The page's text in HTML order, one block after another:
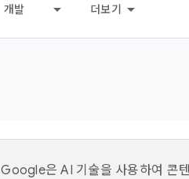
개발 더보기
Google은 AI 기술을 사용하여 콘